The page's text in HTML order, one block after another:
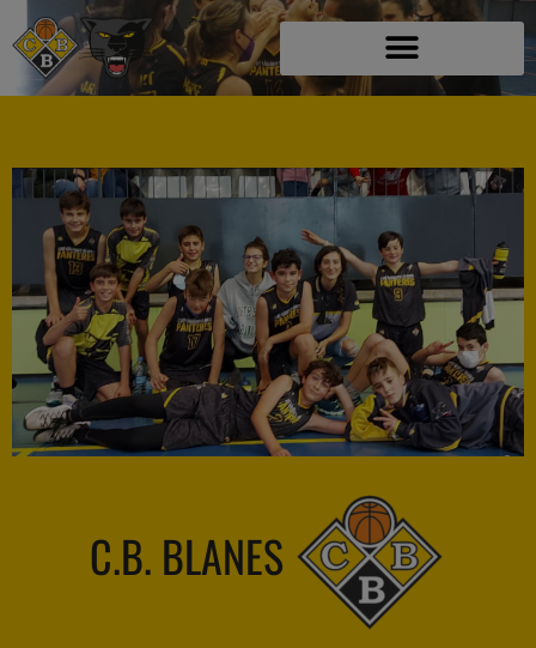
C.B. BLANES